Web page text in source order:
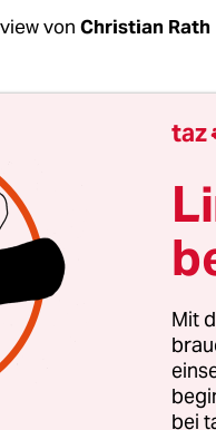
von Christian Rath
wie viele
hoffen?
Niemand
Männern
Bundesregierung
Betroffenen noch
Verurteilten
taz
Mit
bei